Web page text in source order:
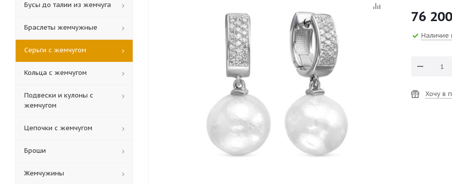
76 200
Наличие
Хочу в
Бусы до талии из жемчуга
Браслеты жемчужные
Серьги с жемчугом
Кольца c жемчугом
Подвески и кулоны с
жемчугом
Цепочки с жемчугом
Броши
Жемчужины